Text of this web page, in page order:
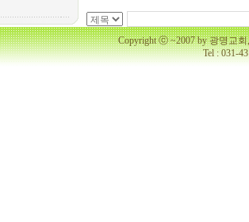
Copyright ⓒ ~2007 by 광명교
Tel : 031-